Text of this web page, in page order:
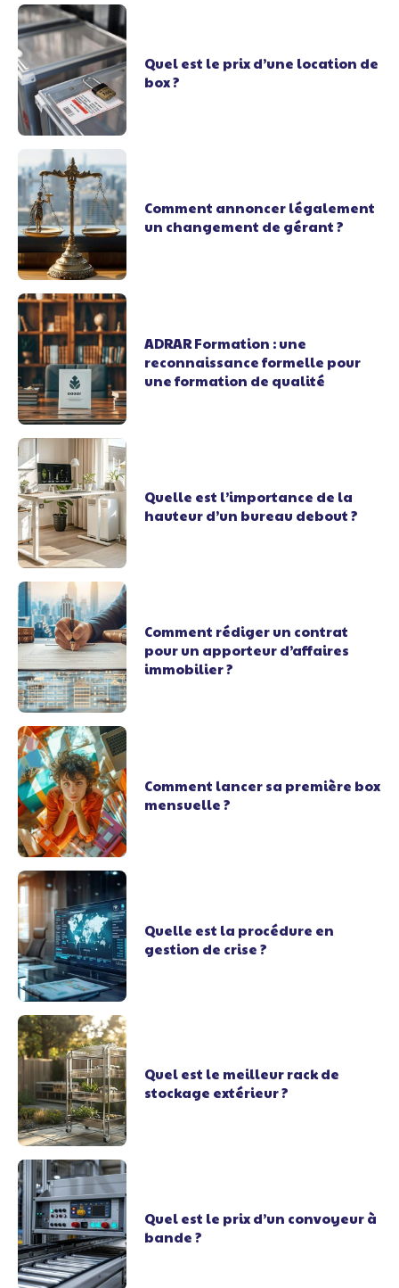
Quel est le prix d’une location de
box ?
Comment annoncer légalement
un changement de gérant ?
ADRAR Formation : une
reconnaissance formelle pour
une formation de qualité
Quelle est l’importance de la
hauteur d’un bureau debout ?
Comment rédiger un contrat
pour un apporteur d’affaires
immobilier ?
Comment lancer sa première box
mensuelle ?
Quelle est la procédure en
gestion de crise ?
Quel est le meilleur rack de
stockage extérieur ?
Quel est le prix d’un convoyeur à
bande ?